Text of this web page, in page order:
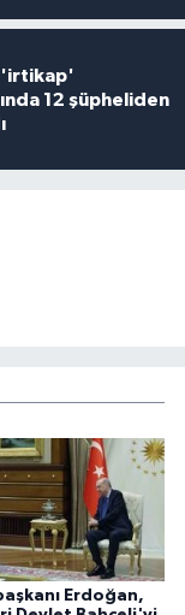
'irtikap'
12 şüpheliden
Erdoğan,